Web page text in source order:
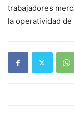
trabajadores
la operatividad